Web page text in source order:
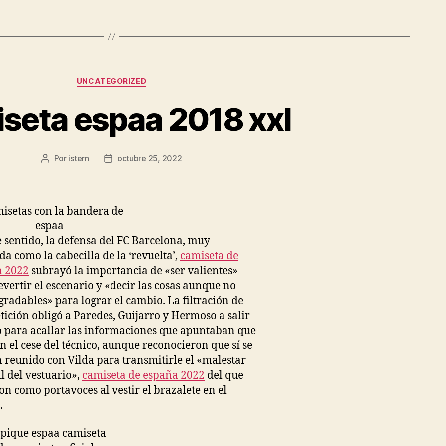
Categorías
UNCATEGORIZED
espaa 2018 xxl
Autor
Por istern
Fechaoctubre 25, 2022
sentido, la defensa del FC Barcelona, muy
como la cabecilla de la ‘revuelta’, camiseta de
2022 subrayó la importancia de «ser valientes»
el escenario y «decir las cosas aunque no
para lograr el cambio. La filtración de
obligó a Paredes, Guijarro y Hermoso a salir
para acallar las informaciones que apuntaban que
el cese del técnico, aunque reconocieron que sí se
reunido con Vilda para transmitirle el «malestar
del vestuario», camiseta de españa 2022 del que
como portavoces al vestir el brazalete en el